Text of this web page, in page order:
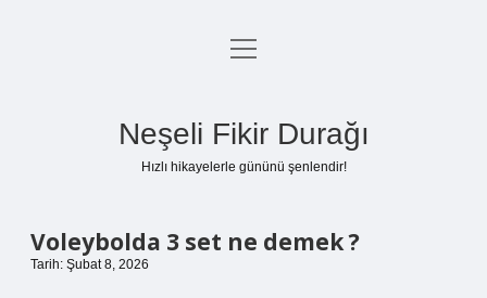
Anasayfa
menüyü
Neşeli Fikir Durağı
Hızlı hikayelerle gününü şenlendir!
Voleybolda 3 set ne demek ?
Tarih: Şubat 8, 2026